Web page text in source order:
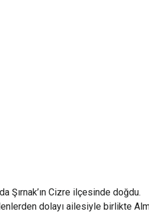
Şırnak’ın Cizre ilçesinde doğdu.
dolayı ailesiyle birlikte